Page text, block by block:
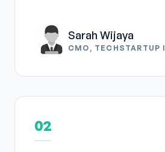
Sarah Wijaya
CMO, TECHSTARTUP
02